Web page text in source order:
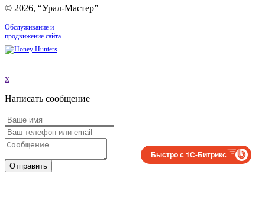
© 2026, “Урал-Мастер”
Обслуживание и
продвижение сайта
x
Написать сообщение
Отправить
Быстро с 1С-Битрикс